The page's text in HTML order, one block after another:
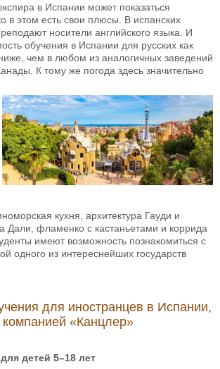
в Испании может показаться
в этом есть свои плюсы. В испанских
носители английского языка. И
обучения в Испании для русских как
чем в любом из аналогичных заведений
К тому же погода здесь значительно
кухня, архитектура Гауди и
Дали, фламенко с кастаньетами и коррида
имеют возможность познакомиться с
одного из интереснейших государств
для иностранцев в Испании,
«Канцлер»
детей 5–18 лет